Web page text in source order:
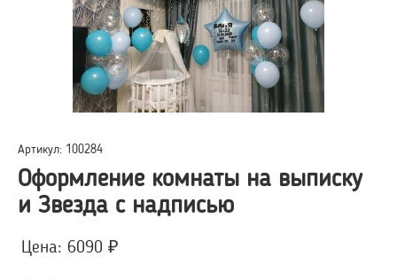
Артикул: 100284
Оформление комнаты на выписку
и Звезда с надписью
Цена: 6090 ₽